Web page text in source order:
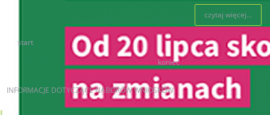
czytaj więcej...
start 86 87 88 89 90 91 92
93
94
95 koniec
INFORMACJE DOTYCZĄCE NABORÓW WNIOSKÓW